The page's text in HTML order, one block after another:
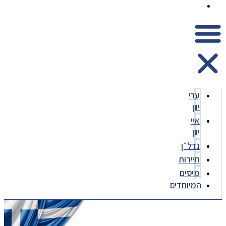
ערי
יוון
איי
יוון
נדל״ן
תיירות
מיסים
המיוחדים